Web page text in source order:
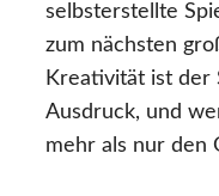
selbsterstellte
zum nächsten
Kreativität ist der
Ausdruck, und
mehr als nur den